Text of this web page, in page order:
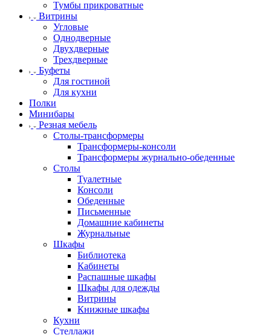
Тумбы прикроватные
Витрины
Угловые
Однодверные
Двухдверные
Трехдверные
Буфеты
Для гостиной
Для кухни
Полки
Минибары
Резная мебель
Столы-трансформеры
Трансформеры-консоли
Трансформеры журнально-обеденные
Столы
Туалетные
Консоли
Обеденные
Письменные
Домашние кабинеты
Журнальные
Шкафы
Библиотека
Кабинеты
Распашные шкафы
Шкафы для одежды
Витрины
Книжные шкафы
Кухни
Стеллажи